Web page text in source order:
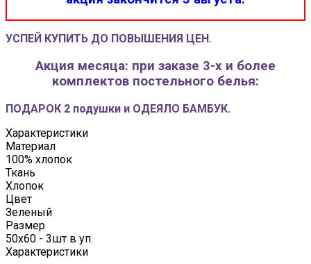
УСПЕЙ КУПИТЬ ДО ПОВЫШЕНИЯ ЦЕН.
Акция месяца: при заказе 3-х и более
комплектов постельного белья:
ПОДАРОК 2 подушки и ОДЕЯЛО БАМБУК.
Характеристики
Материал
100% хлопок
Ткань
Хлопок
Цвет
Зеленый
Размер
50x60 - 3шт в уп.
Характеристики